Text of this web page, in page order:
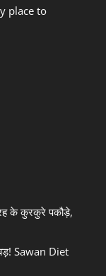
place to
के कुरकुरे पकौड़े,
Sawan Diet